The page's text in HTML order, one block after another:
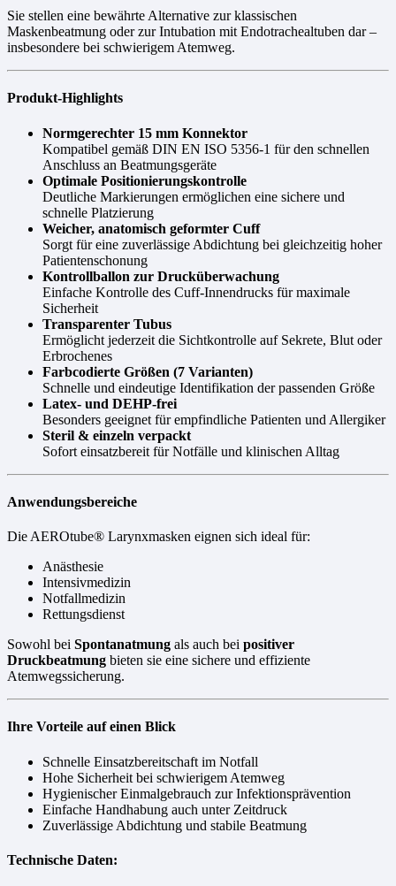
Sie stellen eine bewährte Alternative zur klassischen
Maskenbeatmung oder zur Intubation mit Endotrachealtuben dar –
insbesondere bei schwierigem Atemweg.
Produkt-Highlights
Normgerechter 15 mm Konnektor
Kompatibel gemäß DIN EN ISO 5356-1 für den schnellen
Anschluss an Beatmungsgeräte
Optimale Positionierungskontrolle
Deutliche Markierungen ermöglichen eine sichere und
schnelle Platzierung
Weicher, anatomisch geformter Cuff
Sorgt für eine zuverlässige Abdichtung bei gleichzeitig hoher
Patientenschonung
Kontrollballon zur Drucküberwachung
Einfache Kontrolle des Cuff-Innendrucks für maximale
Sicherheit
Transparenter Tubus
Ermöglicht jederzeit die Sichtkontrolle auf Sekrete, Blut oder
Erbrochenes
Farbcodierte Größen (7 Varianten)
Schnelle und eindeutige Identifikation der passenden Größe
Latex- und DEHP-frei
Besonders geeignet für empfindliche Patienten und Allergiker
Steril & einzeln verpackt
Sofort einsatzbereit für Notfälle und klinischen Alltag
Anwendungsbereiche
Die AEROtube® Larynxmasken eignen sich ideal für:
Anästhesie
Intensivmedizin
Notfallmedizin
Rettungsdienst
Sowohl bei Spontanatmung als auch bei positiver
Druckbeatmung bieten sie eine sichere und effiziente
Atemwegssicherung.
Ihre Vorteile auf einen Blick
Schnelle Einsatzbereitschaft im Notfall
Hohe Sicherheit bei schwierigem Atemweg
Hygienischer Einmalgebrauch zur Infektionsprävention
Einfache Handhabung auch unter Zeitdruck
Zuverlässige Abdichtung und stabile Beatmung
Technische Daten: